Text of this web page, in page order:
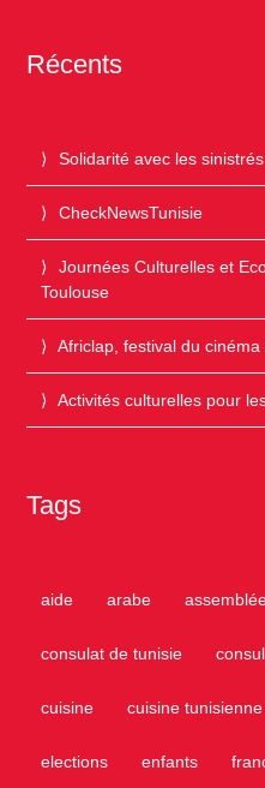
Récents
Solidarité avec les
CheckNewsTunisie
Journées Culturelles et
Toulouse
Africlap, festival du cinéma
Activités culturelles pour
Tags
aide arabe
consulat de tunisie
cuisine cuisine tunisienne
elections enfants